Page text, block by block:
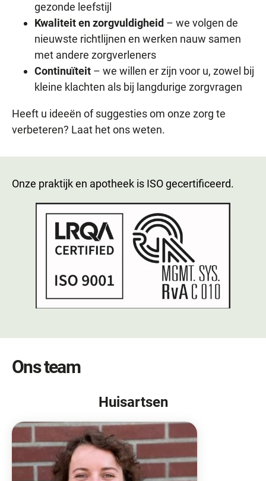
gezonde leefstijl
Kwaliteit en zorgvuldigheid – we volgen de
nieuwste richtlijnen en werken nauw samen
met andere zorgverleners
Continuïteit – we willen er zijn voor u, zowel bij
kleine klachten als bij langdurige zorgvragen
Heeft u ideeën of suggesties om onze zorg te
verbeteren? Laat het ons weten.
Onze praktijk en apotheek is ISO gecertificeerd.
Ons team
Huisartsen